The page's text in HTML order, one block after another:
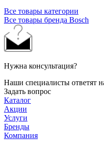
Все товары категории
Все товары бренда Bosch
Нужна консультация?
Наши специалисты ответят
Задать вопрос
Каталог
Акции
Услуги
Бренды
Компания